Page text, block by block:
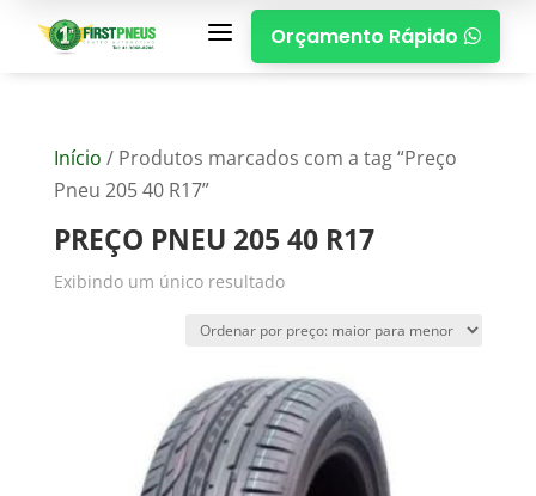
a Orçamento Rápido 
Início / Produtos marcados com a tag “Preço
Pneu 205 40 R17”
PREÇO PNEU 205 40 R17
Exibindo um único resultado